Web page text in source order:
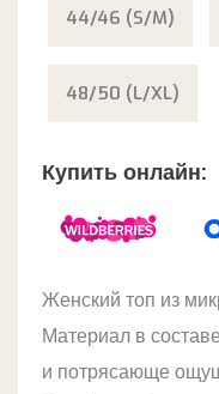
44/46 (S/M)
48/50 (L/XL)
Купить онлайн:
Женский топ из
Материал в
и потрясающе